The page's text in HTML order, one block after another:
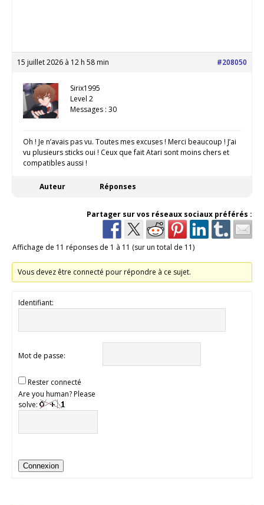
15 juillet 2026 à 12 h 58 min #208050
Sirix1995
Level 2
Messages : 30
Oh ! Je n’avais pas vu. Toutes mes excuses ! Merci beaucoup ! J’ai
vu plusieurs sticks oui ! Ceux que fait Atari sont moins chers et
compatibles aussi !
Auteur Réponses
Partager sur vos réseaux sociaux préférés :
Affichage de 11 réponses de 1 à 11 (sur un total de 11)
Vous devez être connecté pour répondre à ce sujet.
Identifiant:
Mot de passe:
Rester connecté
Are you human? Please
solve:
Connexion